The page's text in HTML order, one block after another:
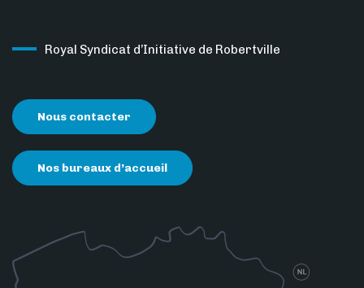
Royal Syndicat d’Initiative de Robertville
Nous contacter
Nos bureaux d’accueil